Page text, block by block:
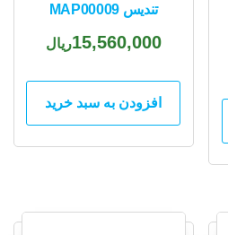
تندیس MAP00009
15,560,000ریال
افزودن به سبد خرید